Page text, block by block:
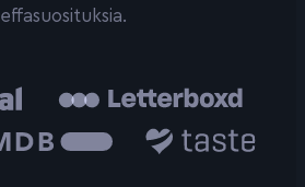
leffasuosituksia.